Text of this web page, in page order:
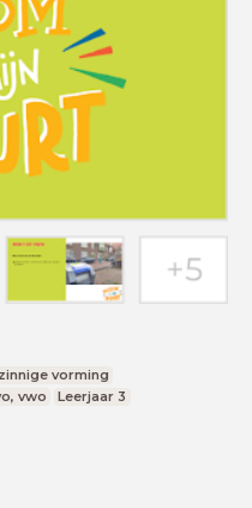
vorming
vwo Leerjaar 3